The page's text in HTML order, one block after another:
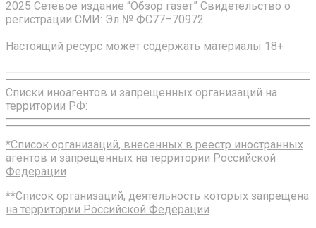
2025 Сетевое издание “Обзор газет” Свидетельство о
регистрации СМИ: Эл № ФС77–70972.
Настоящий ресурс может содержать материалы 18+
Списки иноагентов и запрещенных организаций на
территории РФ:
*Список организаций, внесенных в реестр иностранных
агентов и запрещенных на территории Российской
Федерации
**Список организаций, деятельность которых запрещена
на территории Российской Федерации